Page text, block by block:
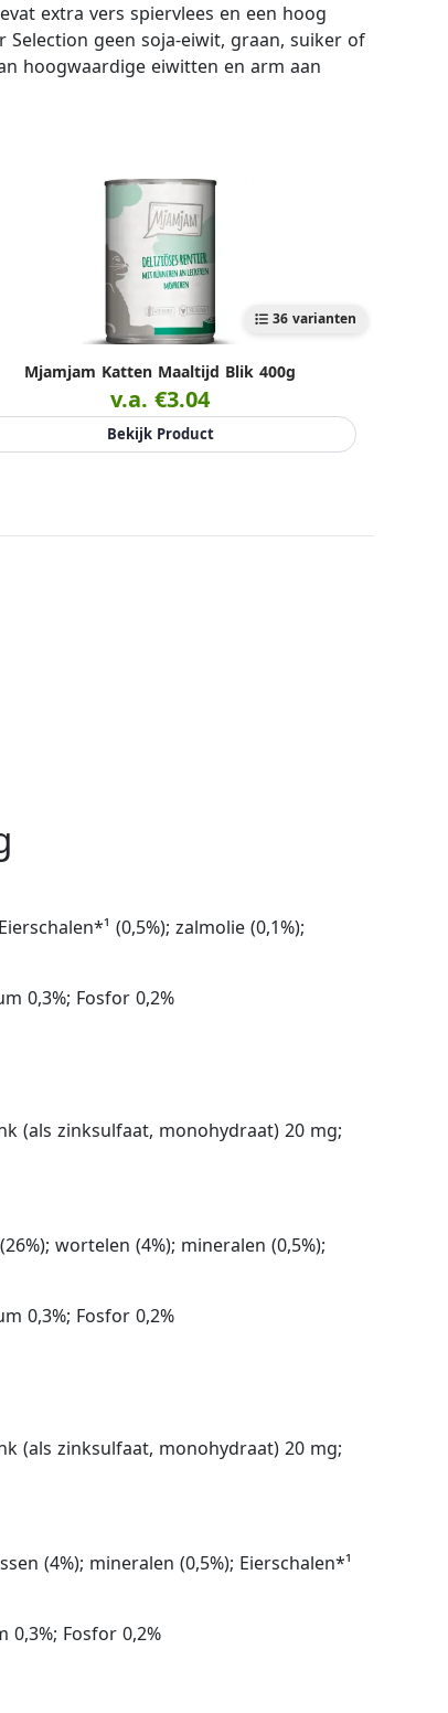
extra vers spiervlees en een hoog
Selection geen soja-eiwit, graan, suiker of
hoogwaardige eiwitten en arm aan
36 varianten
Mjamjam Katten Maaltijd Blik 400g
v.a. €3.04
Bekijk Product
(0,5%); zalmolie (0,1%);
0,3%; Fosfor 0,2%
(als zinksulfaat, monohydraat) 20 mg;
wortelen (4%); mineralen (0,5%);
0,3%; Fosfor 0,2%
(als zinksulfaat, monohydraat) 20 mg;
(4%); mineralen (0,5%); Eierschalen*¹
0,3%; Fosfor 0,2%